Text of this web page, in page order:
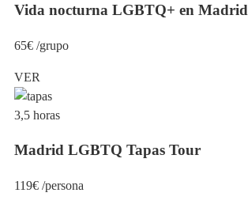
Vida nocturna LGBTQ+ en Madrid
65€ /grupo
VER
3,5 horas
Madrid LGBTQ Tapas Tour
119€ /persona